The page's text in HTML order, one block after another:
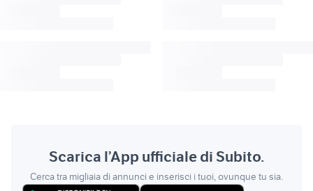
Scarica l’App ufficiale di Subito.
Cerca tra migliaia di annunci e inserisci i tuoi, ovunque tu sia.